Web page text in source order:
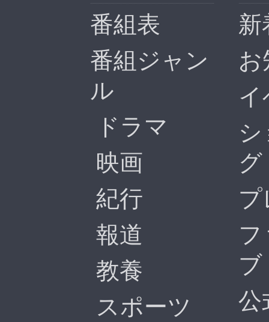
番組表
番組ジャン
ル
ドラマ
映画
紀行
報道
教養
スポーツ
新
お
イ
グ
プ
ブ
公